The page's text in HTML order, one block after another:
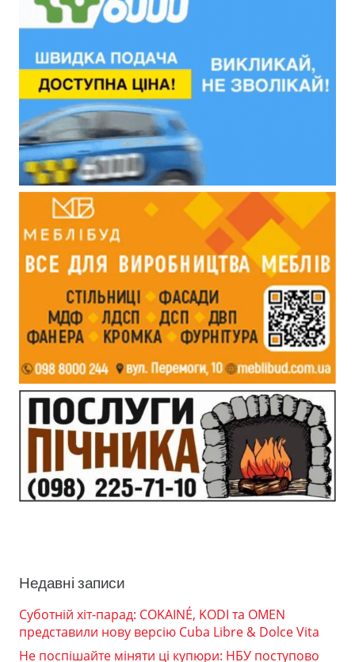
Недавні записи
Суботній хіт-парад: COKAINÉ, KODI та OMEN
представили нову версію Cuba Libre & Dolce Vita
Не поспішайте міняти ці купюри: НБУ поступово